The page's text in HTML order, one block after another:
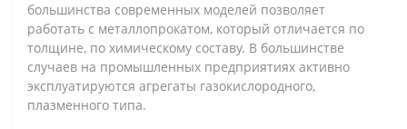
большинства современных моделей позволяет
работать с металлопрокатом, который отличается по
толщине, по химическому составу. В большинстве
случаев на промышленных предприятиях активно
эксплуатируются агрегаты газокислородного,
плазменного типа.